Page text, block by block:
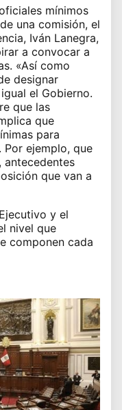
mínimos
una comisión, el
Iván Lanegra,
a convocar a
«Así como
designar
el Gobierno.
que las
que
para
Por ejemplo, que
antecedentes
que van a
y el
nivel que
componen cada